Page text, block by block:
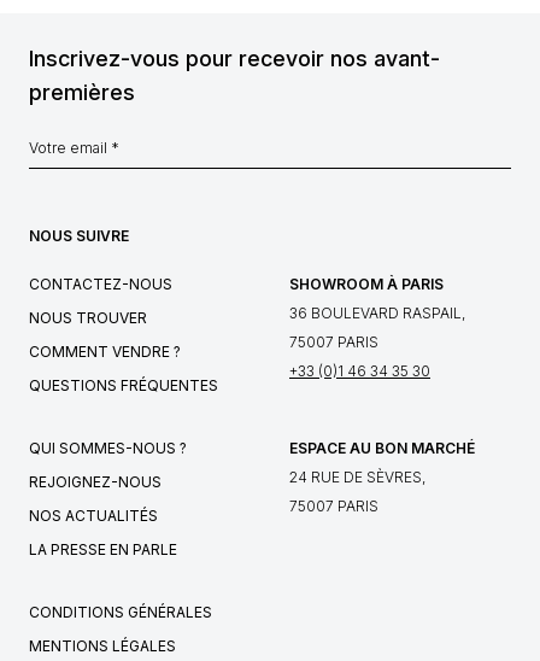
Inscrivez-vous pour recevoir nos avant-
premières
NOUS SUIVRE
CONTACTEZ-NOUS
NOUS TROUVER
COMMENT VENDRE ?
QUESTIONS FRÉQUENTES
SHOWROOM À PARIS
36 BOULEVARD RASPAIL,
75007 PARIS
+33 (0)1 46 34 35 30
QUI SOMMES-NOUS ?
REJOIGNEZ-NOUS
NOS ACTUALITÉS
LA PRESSE EN PARLE
ESPACE AU BON MARCHÉ
24 RUE DE SÈVRES,
75007 PARIS
CONDITIONS GÉNÉRALES
MENTIONS LÉGALES